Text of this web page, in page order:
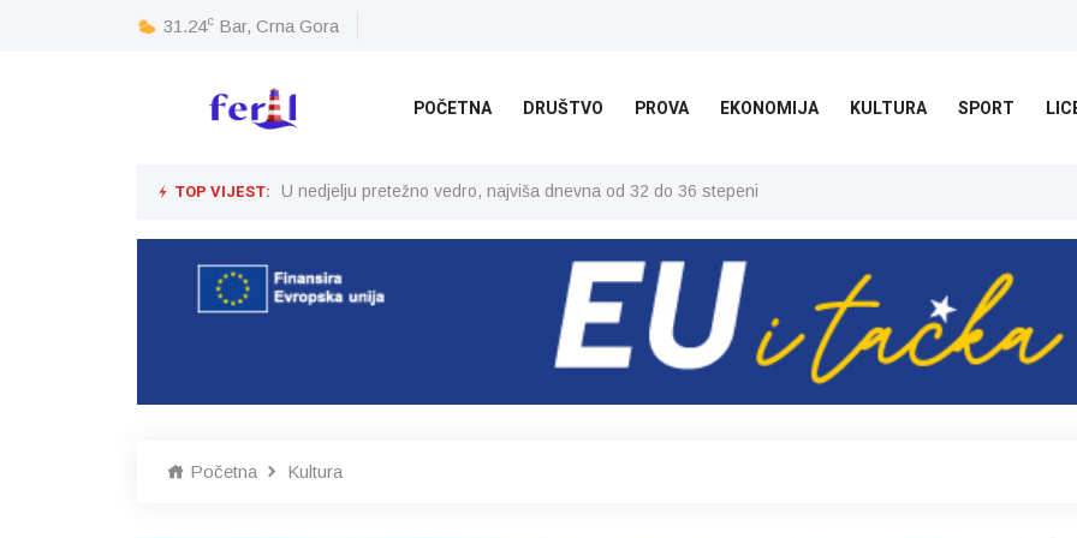
31.24c Bar, Crna Gora
POČETNA DRUŠTVO PROVA EKONOMIJA KULTURA SPORT
TOP VIJEST: U nedjelju pretežno vedro, najviša dnevna od 32 do 36 stepeni
Početna Kultura